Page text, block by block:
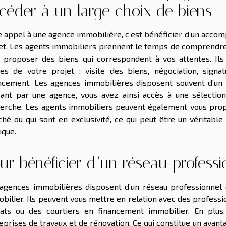
à un large choix de biens
appel à une agence immobilière, c’est bénéficier d’un
Les agents immobiliers prennent le temps de
proposer des biens qui correspondent à vos attentes.
de votre projet : visite des biens, négociation,
Les agences immobilières disposent souvent
par une agence, vous avez ainsi accès à une
Les agents immobiliers peuvent également vous
ou qui sont en exclusivité, ce qui peut être un
bénéficier d’un réseau
immobilières disposent d’un réseau
Ils peuvent vous mettre en relation avec des
ou des courtiers en financement immobilier. En
de travaux et de rénovation. Ce qui constitue un